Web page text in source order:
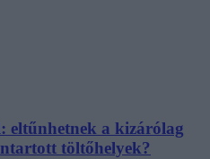
eltűnhetnek a kizárólag
töltőhelyek?